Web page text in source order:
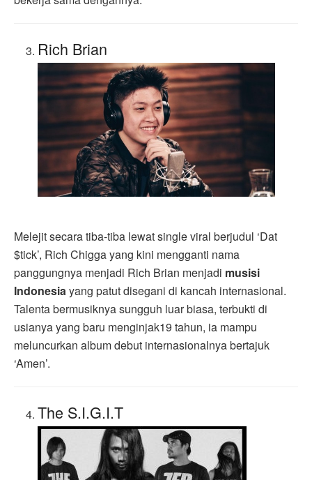
Rich Brian
Melejit secara tiba-tiba lewat single viral berjudul ‘Dat
$tick’, Rich Chigga yang kini mengganti nama
panggungnya menjadi Rich Brian menjadi musisi
Indonesiayang patut disegani di kancah internasional.
Talenta bermusiknya sungguh luar biasa, terbukti di
usianya yang baru menginjak19 tahun, ia mampu
meluncurkan album debut internasionalnya bertajuk
‘Amen’.
The S.I.G.I.T